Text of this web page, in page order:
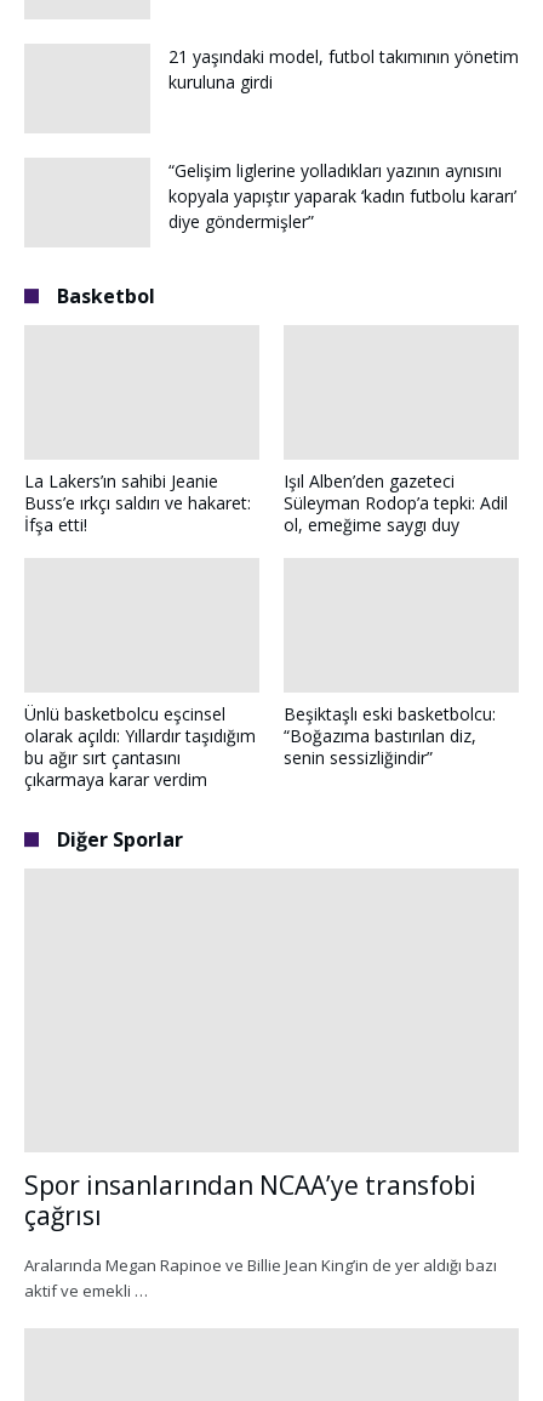
21 yaşındaki model, futbol takımının yönetim
kuruluna girdi
“Gelişim liglerine yolladıkları yazının aynısını
kopyala yapıştır yaparak ‘kadın futbolu kararı’
diye göndermişler”
Basketbol
La Lakers’ın sahibi Jeanie
Buss’e ırkçı saldırı ve hakaret:
İfşa etti!
Işıl Alben’den gazeteci
Süleyman Rodop’a tepki: Adil
ol, emeğime saygı duy
Ünlü basketbolcu eşcinsel
olarak açıldı: Yıllardır taşıdığım
bu ağır sırt çantasını
çıkarmaya karar verdim
Beşiktaşlı eski basketbolcu:
“Boğazıma bastırılan diz,
senin sessizliğindir”
Diğer Sporlar
Spor insanlarından NCAA’ye transfobi
çağrısı
Aralarında Megan Rapinoe ve Billie Jean King’in de yer aldığı bazı
aktif ve emekli …